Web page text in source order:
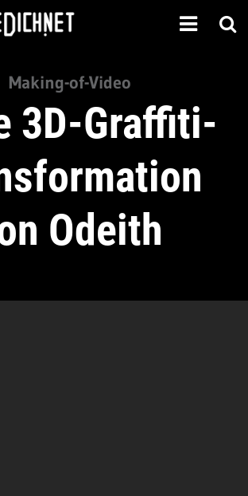
Making-of-Video
3D-Graffiti-
Odeith